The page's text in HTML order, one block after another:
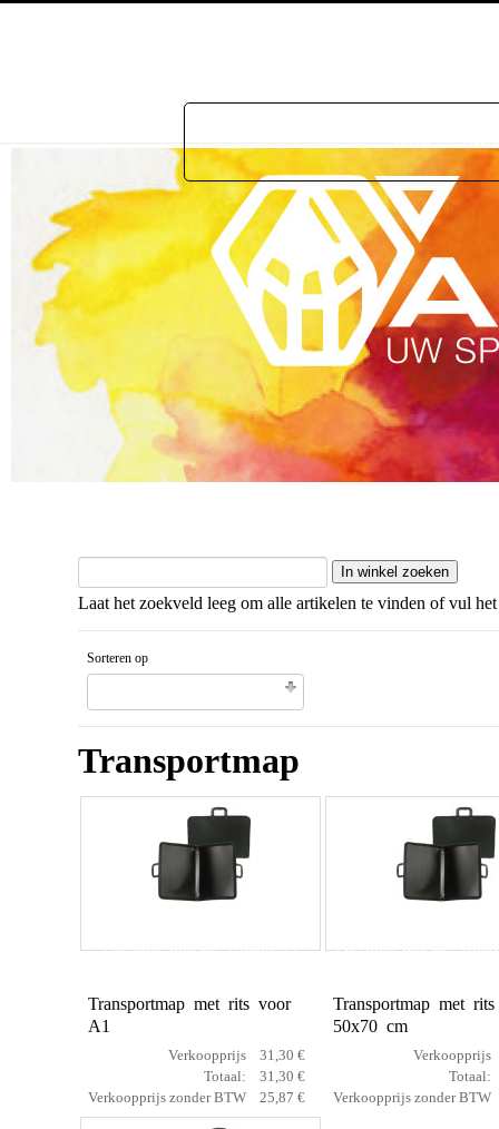
Laat het zoekveld leeg om alle artikelen te vinden of vul
Sorteren op
Transportmap
Draagtas met rits Toledo A1
Transportmap met rits voor
A1
Verkoopprijs
31,30 €
Totaal:
31,30 €
Verkoopprijs zonder BTW
25,87 €
Draagtas met rits
Transportmap met
50x70 cm
Verkoopprijs
Totaal:
Verkoopprijs zonder BTW